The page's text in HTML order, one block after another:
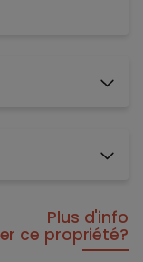
Plus d'info
ce propriété?